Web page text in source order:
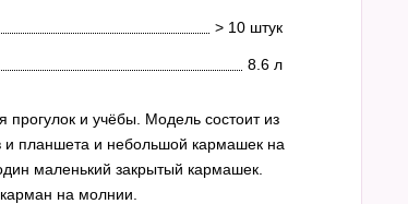
> 10 штук
8.6 л
и учёбы. Модель состоит из
и планшета и небольшой кармашек на
маленький закрытый кармашек.
на молнии.